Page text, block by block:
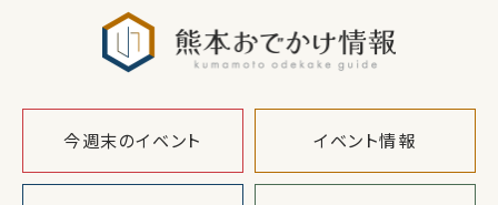
今週末のイベント イベント情報